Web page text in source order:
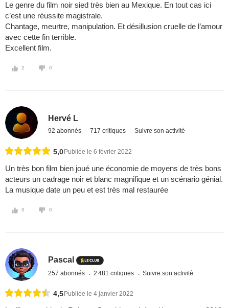
Le genre du film noir sied très bien au Mexique. En tout cas ici
c’est une réussite magistrale.
Chantage, meurtre, manipulation. Et désillusion cruelle de l’amour
avec cette fin terrible.
Excellent film.
2 0
Hervé L
92 abonnés 717 critiques Suivre son activité
5,0 Publiée le 6 février 2022
Un très bon film bien joué une économie de moyens de très bons
acteurs un cadrage noir et blanc magnifique et un scénario génial.
La musique date un peu et est très mal restaurée
0 0
Pascal
257 abonnés 2 481 critiques Suivre son activité
4,5 Publiée le 4 janvier 2022